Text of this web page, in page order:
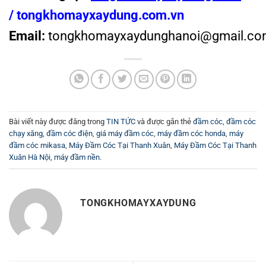
/tongkhomayxaydung.com.vn
Email:
Bài viết này được đăng trong TIN TỨC và được gắn thẻ đầm cóc đầm cóc
chạy xăng đầm cóc điện giá máy đầm cóc máy đầm cóc honda máy
đầm cóc mikasa Máy Đầm Cóc Tại Thanh Xuân Máy Đầm Cóc Tại Thanh
Xuân Hà Nội máy đầm nền.
TONGKHOMAYXAYDUNG